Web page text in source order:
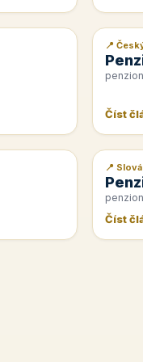
📰 PR
📍
Číst
📰 PR
📍
Číst